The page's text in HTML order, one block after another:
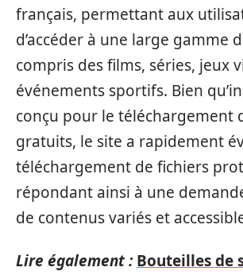
français, permettant aux
d’accéder à une large gamme
compris des films, séries, jeux
événements sportifs. Bien
conçu pour le téléchargement
gratuits, le site a rapidement
téléchargement de fichiers
répondant ainsi à une
de contenus variés et
Lire également : Bouteilles de